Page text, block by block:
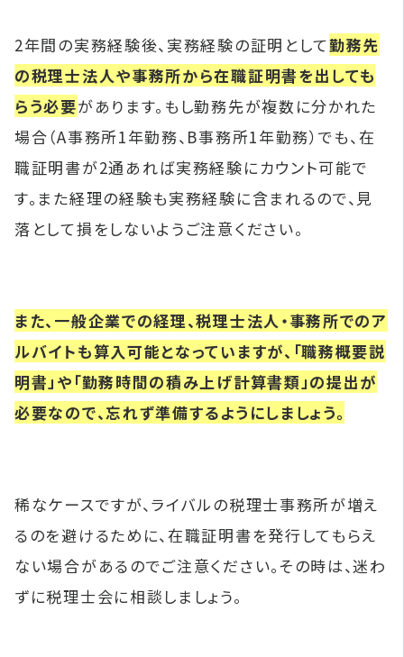
2年間の実務経験後、実務経験の証明として勤務先
の税理士法人や事務所から在職証明書を出しても
らう必要があります。もし勤務先が複数に分かれた
場合（A事務所1年勤務、B事務所1年勤務）でも、在
職証明書が2通あれば実務経験にカウント可能で
す。また経理の経験も実務経験に含まれるので、見
落として損をしないようご注意ください。
また、一般企業での経理、税理士法人・事務所でのア
ルバイトも算入可能となっていますが、「職務概要説
明書」や「勤務時間の積み上げ計算書類」の提出が
必要なので、忘れず準備するようにしましょう。
稀なケースですが、ライバルの税理士事務所が増え
るのを避けるために、在職証明書を発行してもらえ
ない場合があるのでご注意ください。その時は、迷わ
ずに税理士会に相談しましょう。